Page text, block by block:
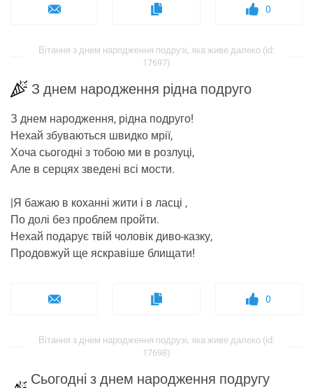
0
Вітання з днем ​​народження подрузі, яка живе далеко (id:
17697)
З днем ​​народження рідна подруго
З днем ​​народження, рідна подруго!
Нехай збуваються швидко мрії,
Хоча сьогодні з тобою ми в розлуці,
Але в серцях зведені всі мости.
|Я бажаю в коханні жити і в ласці ,
По долі без проблем пройти.
Нехай подарує твій чоловік диво-казку,
Продовжуй ще яскравіше блищати!
0
Вітання з днем ​​народження подрузі, яка живе далеко (id:
17698)
Сьогодні з днем ​​народження подругу